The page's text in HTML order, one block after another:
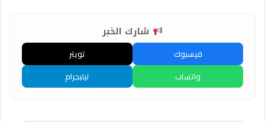
شارك الخبر
فيسبوك
تويتر
واتساب
تيليجرام